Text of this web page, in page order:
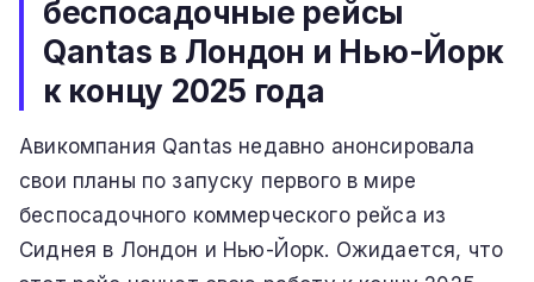
беспосадочные рейсы
Qantas в Лондон и Нью-Йорк
к концу 2025 года
Авикомпания Qantas недавно анонсировала
свои планы по запуску первого в мире
беспосадочного коммерческого рейса из
Сиднея в Лондон и Нью-Йорк. Ожидается, что